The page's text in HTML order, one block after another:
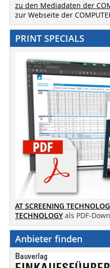
zu den Mediadaten der
zur Webseite der
PRINT SPECIALS
AT SCREENING
TECHNOLOGY als PDF-
Anbieter finden